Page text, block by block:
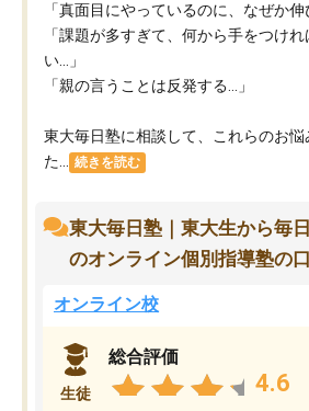
「真面目にやっているのに、なぜか伸
「課題が多すぎて、何から手をつけ
い…」
「親の言うことは反発する…」
東大毎日塾に相談して、これらのお悩
た...
続きを読む
東大毎日塾｜東大生から毎
のオンライン個別指導塾の
オンライン校
生徒
総合評価
4.6